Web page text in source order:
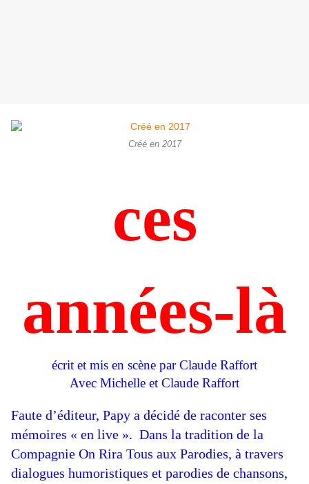
Créé en 2017
ces
années-là
écrit et mis en scène par Claude Raffort
Avec Michelle et Claude Raffort
Faute d’éditeur, Papy a décidé de raconter ses
mémoires « en live ». Dans la tradition de la
Compagnie On Rira Tous aux Parodies, à travers
dialogues humoristiques et parodies de chansons,